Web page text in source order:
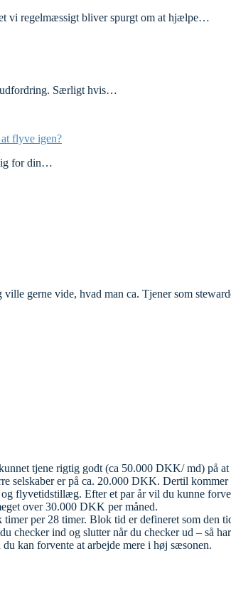
vi regelmæssigt bliver spurgt om at hjælpe…
udfordring. Særligt hvis…
flyve igen?
for din…
ville gerne vide, hvad man ca. Tjener som
tjene rigtig godt (ca 50.000 DKK/ md) på
selskaber er på ca. 20.000 DKK. Dertil
flyvetidstillæg. Efter et par år vil du kunne
over 30.000 DKK per måned.
per 28 timer. Blok tid er defineret som
checker ind og slutter når du checker ud – så
kan forvente at arbejde mere i høj sæsonen.